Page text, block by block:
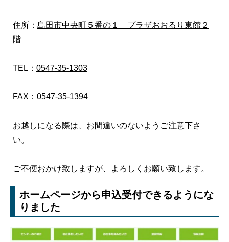
住所： 島田市中央町５番の１ プラザおおるり東館２
階
TEL： 0547-35-1303
FAX： 0547-35-1394
お越しになる際は、お間違いのないようご注意下さ
い。
ご不便おかけ致しますが、よろしくお願い致します。
ホームページから申込受付できるようにな
りました